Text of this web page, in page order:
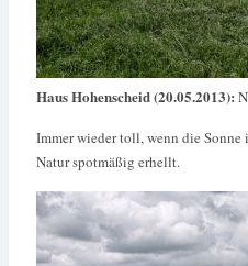
Haus Hohenscheid (20.05.2013):
Immer wieder toll, wenn die
Natur spotmäßig erhellt.